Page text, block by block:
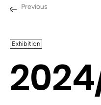
Previous
Exhibition